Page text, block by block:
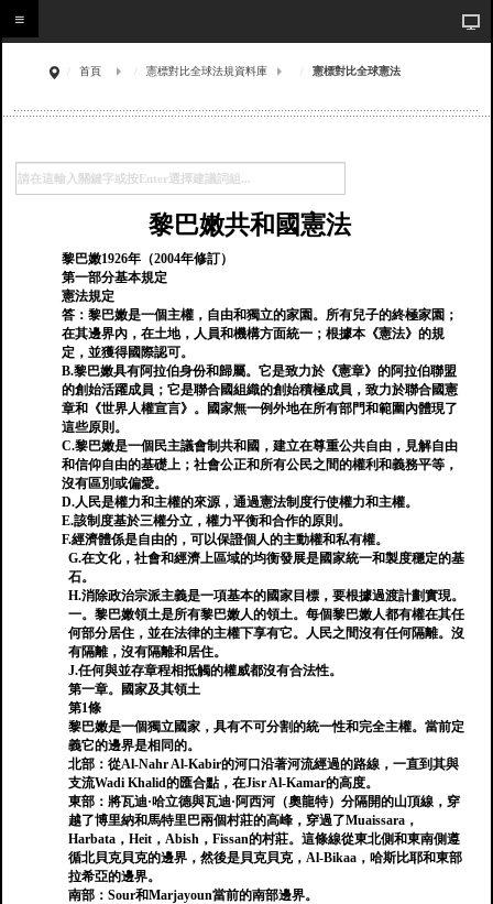
首頁 憲標對比全球法規資料庫 憲標對比全球憲法
黎巴嫩共和國憲法
黎巴嫩1926年（2004年修訂）
第一部分基本規定
憲法規定
答：黎巴嫩是一個主權，自由和獨立的家園。所有兒子的終極家園；
在其邊界內，在土地，人員和機構方面統一；根據本《憲法》的規
定，並獲得國際認可。
B.黎巴嫩具有阿拉伯身份和歸屬。它是致力於《憲章》的阿拉伯聯盟
的創始活躍成員；它是聯合國組織的創始積極成員，致力於聯合國憲
章和《世界人權宣言》。國家無一例外地在所有部門和範圍內體現了
這些原則。
C.黎巴嫩是一個民主議會制共和國，建立在尊重公共自由，見解自由
和信仰自由的基礎上；社會公正和所有公民之間的權利和義務平等，
沒有區別或偏愛。
D.人民是權力和主權的來源，通過憲法制度行使權力和主權。
E.該制度基於三權分立，權力平衡和合作的原則。
F.經濟體係是自由的，可以保證個人的主動權和私有權。
G.在文化，社會和經濟上區域的均衡發展是國家統一和製度穩定的基
石。
H.消除政治宗派主義是一項基本的國家目標，要根據過渡計劃實現。
一。黎巴嫩領土是所有黎巴嫩人的領土。每個黎巴嫩人都有權在其任
何部分居住，並在法律的主權下享有它。人民之間沒有任何隔離。沒
有隔離，沒有隔離和居住。
J.任何與並存章程相抵觸的權威都沒有合法性。
第一章。國家及其領土
第1條
黎巴嫩是一個獨立國家，具有不可分割的統一性和完全主權。當前定
義它的邊界是相同的。
北部：從Al-Nahr Al-Kabir的河口沿著河流經過的路線，一直到其與
支流Wadi Khalid的匯合點，在Jisr Al-Kamar的高度。
東部：將瓦迪·哈立德與瓦迪·阿西河（奧龍特）分隔開的山頂線，穿
越了博里納和馬特里巴兩個村莊的高峰，穿過了Muaissara，
Harbata，Heit，Abish，Fissan的村莊。這條線從東北側和東南側遵
循北貝克貝克的邊界，然後是貝克貝克，Al-Bikaa，哈斯比耶和東部
拉希亞的邊界。
南部：Sour和Marjayoun當前的南部邊界。